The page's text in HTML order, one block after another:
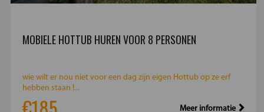
MOBIELE HOTTUB HUREN VOOR 8 PERSONEN
wie wilt er nou niet voor een dag zijn eigen Hottub op ze erf
hebben staan !...
Meer informatie